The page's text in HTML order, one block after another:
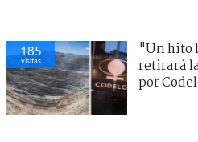
185
visitas
"Un hito
retirará
por